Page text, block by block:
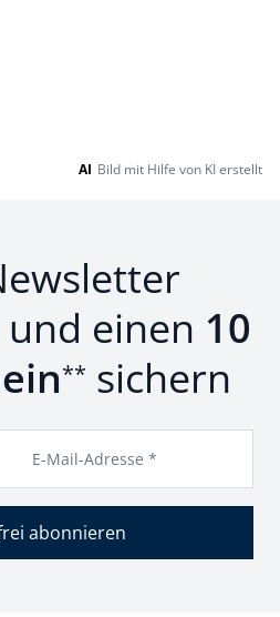
AI Bild mit Hilfe von KI erstellt
einen 10
** sichern
E-Mail-Adresse *
abonnieren